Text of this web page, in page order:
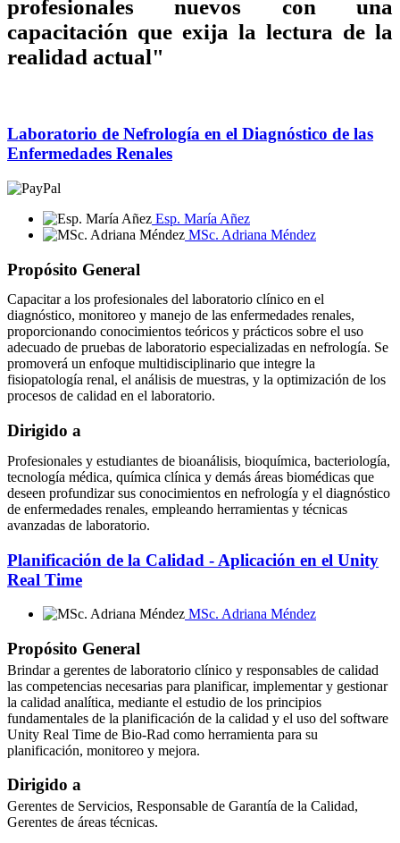
profesionales nuevos con una
capacitación que exija la lectura de la
realidad actual"
Laboratorio de Nefrología en el Diagnóstico de las
Enfermedades Renales
Esp. María Añez
MSc. Adriana Méndez
Propósito General
Capacitar a los profesionales del laboratorio clínico en el
diagnóstico, monitoreo y manejo de las enfermedades renales,
proporcionando conocimientos teóricos y prácticos sobre el uso
adecuado de pruebas de laboratorio especializadas en nefrología. Se
promoverá un enfoque multidisciplinario que integre la
fisiopatología renal, el análisis de muestras, y la optimización de los
procesos de calidad en el laboratorio.
Dirigido a
Profesionales y estudiantes de bioanálisis, bioquímica, bacteriología,
tecnología médica, química clínica y demás áreas biomédicas que
deseen profundizar sus conocimientos en nefrología y el diagnóstico
de enfermedades renales, empleando herramientas y técnicas
avanzadas de laboratorio.
Planificación de la Calidad - Aplicación en el Unity
Real Time
MSc. Adriana Méndez
Propósito General
Brindar a gerentes de laboratorio clínico y responsables de calidad
las competencias necesarias para planificar, implementar y gestionar
la calidad analítica, mediante el estudio de los principios
fundamentales de la planificación de la calidad y el uso del software
Unity Real Time de Bio-Rad como herramienta para su
planificación, monitoreo y mejora.
Dirigido a
Gerentes de Servicios, Responsable de Garantía de la Calidad,
Gerentes de áreas técnicas.